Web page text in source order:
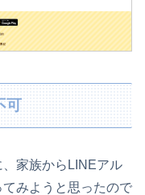
可
家族からLINEアル
みようと思ったので